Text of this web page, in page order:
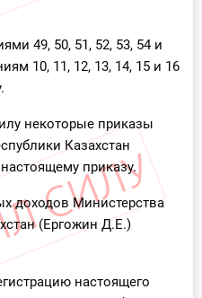
49, 50, 51, 52, 53, 54 и
10, 11, 12, 13, 14, 15 и 16
некоторые приказы
Казахстан
приказу.
доходов Министерства
(Ергожин Д.Е.)
настоящего